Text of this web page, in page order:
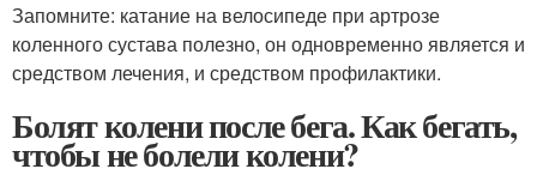
Запомните: катание на велосипеде при артрозе
коленного сустава полезно, он одновременно является и
средством лечения, и средством профилактики.
Болят колени после бега. Как бегать,
чтобы не болели колени?